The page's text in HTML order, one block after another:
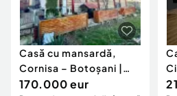
Casă cu mansardă,
Cornisa – Botoșani |
Teren 509 mp | 4
170.000 eur